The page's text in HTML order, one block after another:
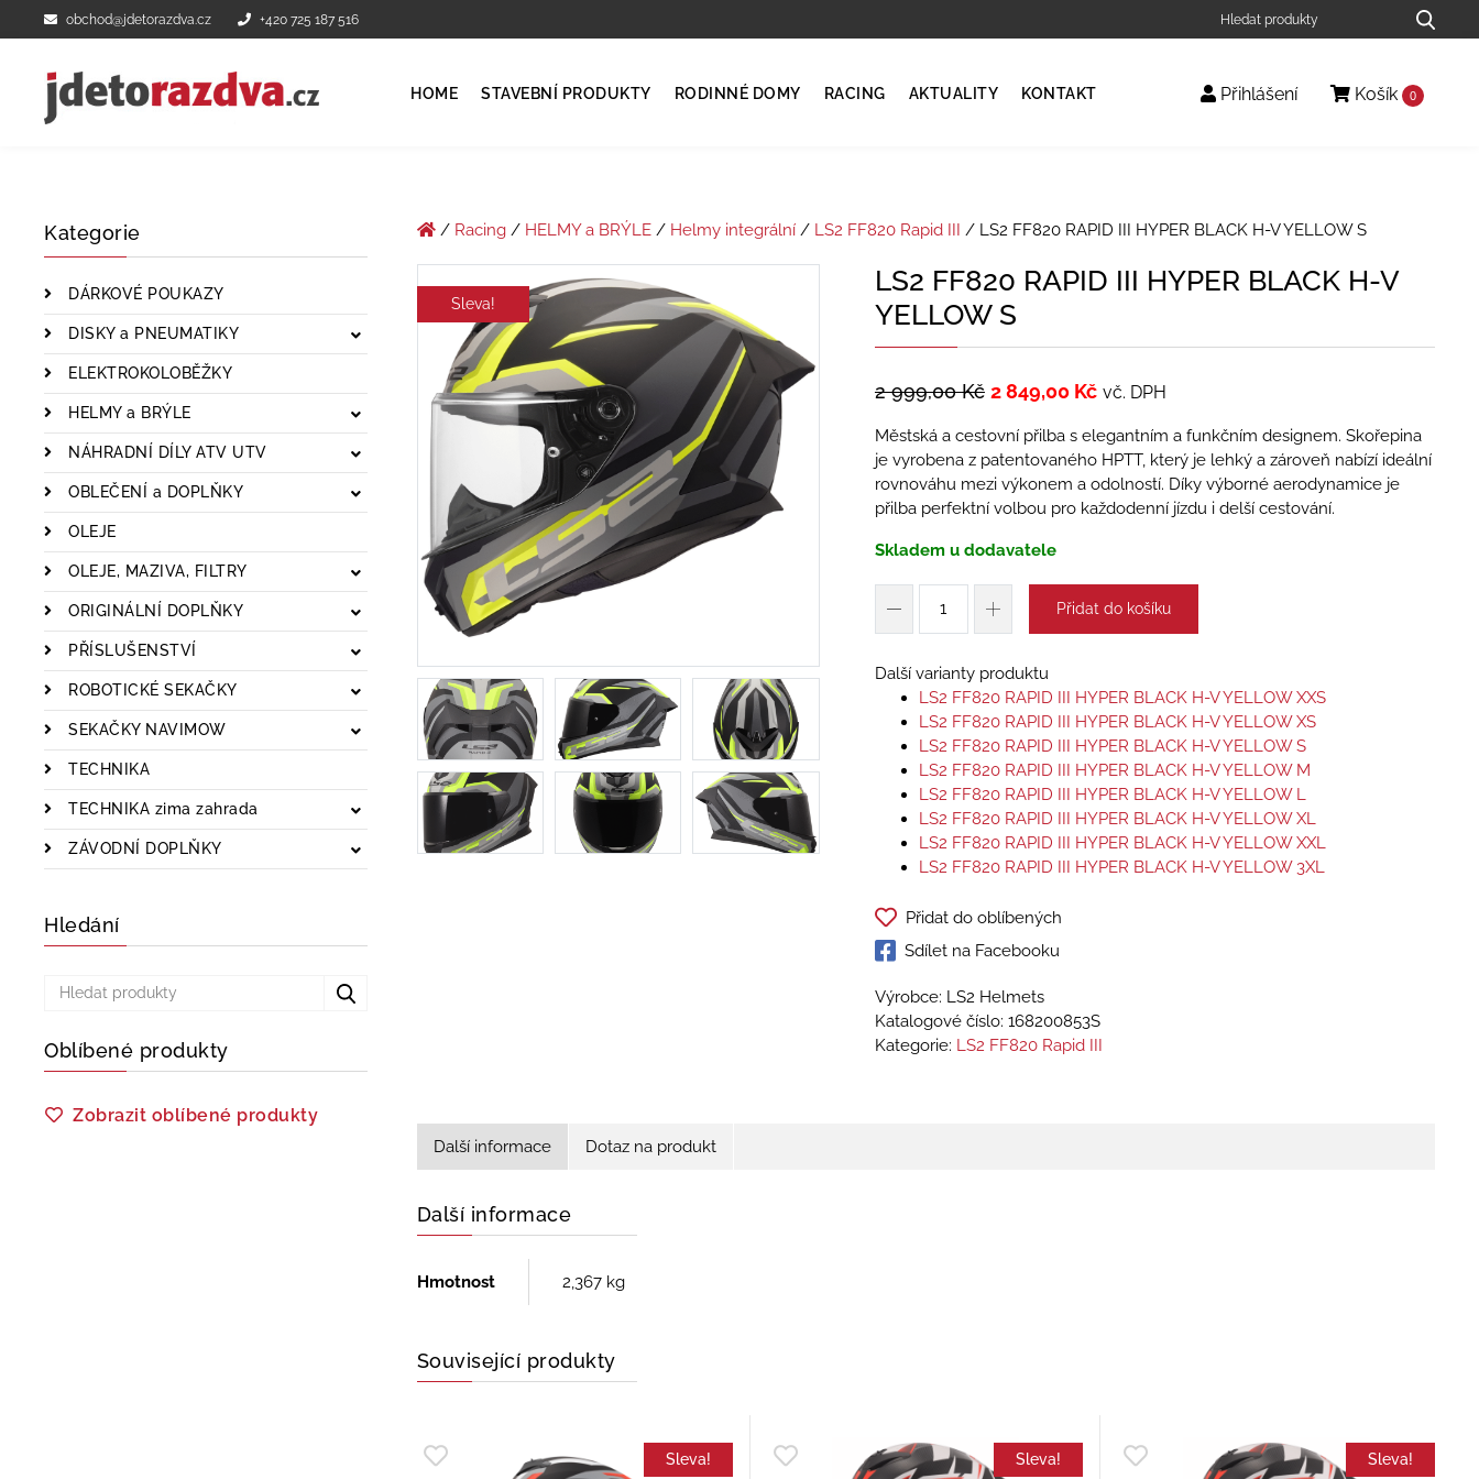
obchod@jdetorazdva.cz +420 725 187 516
HOME STAVEBNÍ PRODUKTY RODINNÉ DOMY RACING AKTUALITY KONTAKT Přihlášení Košík 0
Kategorie
DÁRKOVÉ POUKAZY
DISKY a PNEUMATIKY
ELEKTROKOLOBĚŽKY
HELMY a BRÝLE
NÁHRADNÍ DÍLY ATV UTV
OBLEČENÍ a DOPLŇKY
OLEJE
OLEJE, MAZIVA, FILTRY
ORIGINÁLNÍ DOPLŇKY
PŘÍSLUŠENSTVÍ
ROBOTICKÉ SEKAČKY
SEKAČKY NAVIMOW
TECHNIKA
TECHNIKA zima zahrada
ZÁVODNÍ DOPLŇKY
Hledání
Oblíbené produkty
Zobrazit oblíbené produkty
/ Racing/ HELMY a BRÝLE/ Helmy integrální/ LS2 FF820 Rapid III / LS2 FF820 RAPID III HYPER BLACK H-V YELLOW S
Sleva!
LS2 FF820 RAPID III HYPER BLACK H-V
YELLOW S
2 999,00Kč 2 849,00 Kč vč. DPH
Městská a cestovní přilba s elegantním a funkčním designem. Skořepina
je vyrobena z patentovaného HPTT, který je lehký a zároveň nabízí ideální
rovnováhu mezi výkonem a odolností. Díky výborné aerodynamice je
přilba perfektní volbou pro každodenní jízdu i delší cestování.
Skladem u dodavatele
Přidat do košíku
Další varianty produktu
LS2 FF820 RAPID III HYPER BLACK H-V YELLOW XXS
LS2 FF820 RAPID III HYPER BLACK H-V YELLOW XS
LS2 FF820 RAPID III HYPER BLACK H-V YELLOW S
LS2 FF820 RAPID III HYPER BLACK H-V YELLOW M
LS2 FF820 RAPID III HYPER BLACK H-V YELLOW L
LS2 FF820 RAPID III HYPER BLACK H-V YELLOW XL
LS2 FF820 RAPID III HYPER BLACK H-V YELLOW XXL
LS2 FF820 RAPID III HYPER BLACK H-V YELLOW 3XL
Přidat do oblíbených
Sdílet na Facebooku
Výrobce: LS2 Helmets
Katalogové číslo: 168200853S
Kategorie: LS2 FF820 Rapid III
Další informace Dotaz na produkt
Další informace
Hmotnost 2,367 kg
Související produkty
Sleva! Sleva! Sleva!